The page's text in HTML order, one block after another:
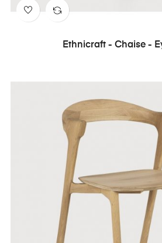
Ethnicraft - Chaise -